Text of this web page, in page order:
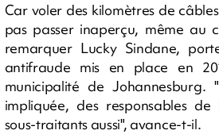
Car voler des kilomètres de
pas passer inaperçu, même au
remarquer Lucky Sindane,
antifraude mis en place en
municipalité de
impliquée, des responsables
sous-traitants aussi", avance-t-il.